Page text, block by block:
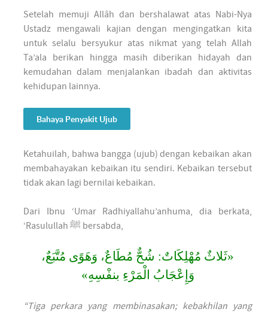
Setelah memuji Allâh dan bershalawat atas Nabi-Nya
Ustadz mengawali kajian dengan mengingatkan kita
untuk selalu bersyukur atas nikmat yang telah Allah
Ta’ala berikan hingga masih diberikan hidayah dan
kemudahan dalam menjalankan ibadah dan aktivitas
kehidupan lainnya.
Bahaya Penyakit Ujub
Ketahuilah, bahwa bangga (ujub) dengan kebaikan akan
membahayakan kebaikan itu sendiri. Kebaikan tersebut
tidak akan lagi bernilai kebaikan.
Dari Ibnu ‘Umar Radhiyallahu’anhuma, dia berkata,
‘Rasulullah ﷺ bersabda,
«ثَلاثٌ مُهْلِكَاتٌ: شُحٌّ مُطَاعٌ، وَهَوًى مُتَّبَعٌ،
وَإِعْجَابُ الْمَرْءِ بنفْسِهِ»
“Tiga perkara yang membinasakan; kebakhilan yang